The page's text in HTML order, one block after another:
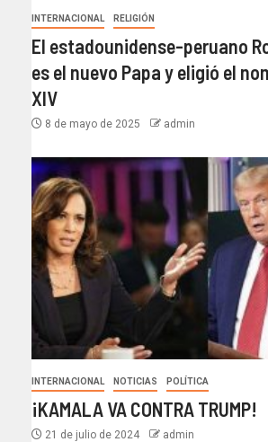
INTERNACIONAL RELIGIÓN
El estadounidense-peruano
es el nuevo Papa y eligió el
XIV
8 de mayo de 2025 admin
INTERNACIONAL NOTICIAS POLÍTICA
¡KAMALA VA CONTRA TRUMP!
21 de julio de 2024 admin